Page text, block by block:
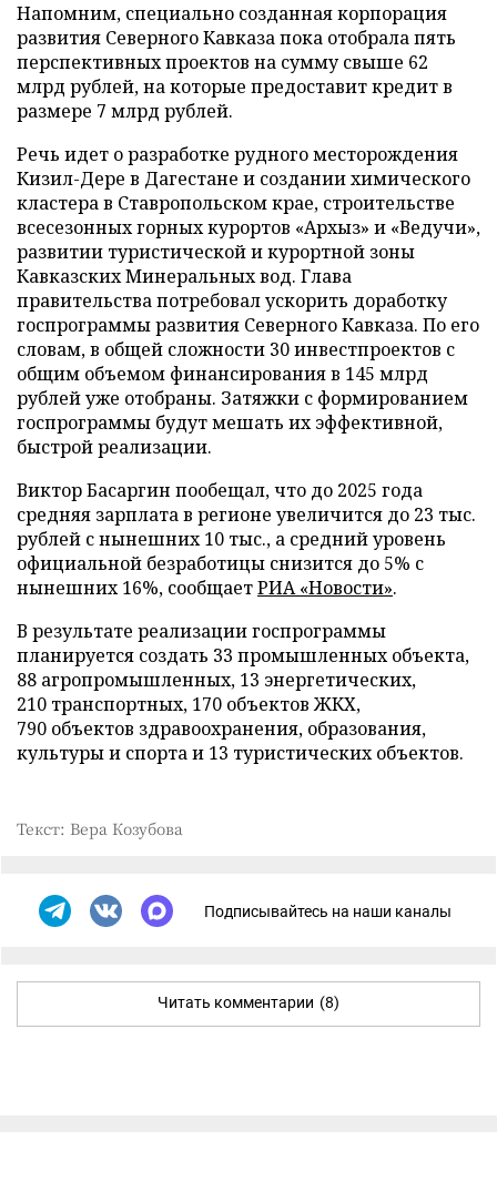
Напомним, специально созданная корпорация
развития Северного Кавказа пока отобрала пять
перспективных проектов на сумму свыше 62
млрд рублей, на которые предоставит кредит в
размере 7 млрд рублей.
Речь идет о разработке рудного месторождения
Кизил-Дере в Дагестане и создании химического
кластера в Ставропольском крае, строительстве
всесезонных горных курортов «Архыз» и «Ведучи»,
развитии туристической и курортной зоны
Кавказских Минеральных вод. Глава
правительства потребовал ускорить доработку
госпрограммы развития Северного Кавказа. По его
словам, в общей сложности 30 инвестпроектов с
общим объемом финансирования в 145 млрд
рублей уже отобраны. Затяжки с формированием
госпрограммы будут мешать их эффективной,
быстрой реализации.
Виктор Басаргин пообещал, что до 2025 года
средняя зарплата в регионе увеличится до 23 тыс.
рублей с нынешних 10 тыс., а средний уровень
официальной безработицы снизится до 5% с
нынешних 16%, сообщаетРИА «Новости».
В результате реализации госпрограммы
планируется создать 33 промышленных объекта,
88 агропромышленных, 13 энергетических,
210 транспортных, 170 объектов ЖКХ,
790 объектов здравоохранения, образования,
культуры и спорта и 13 туристических объектов.
Текст: Вера Козубова
Подписывайтесь на наши каналы
Читать комментарии (8)